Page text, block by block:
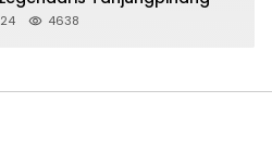
4638